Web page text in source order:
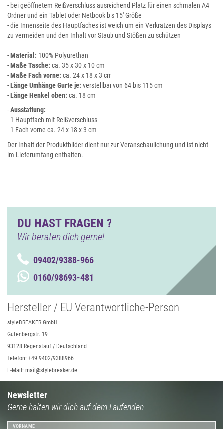
- bei geöffnetem Reißverschluss ausreichend Platz für einen schmalen A4
Ordner und ein Tablet oder Netbook bis 15' Größe
- die Innenseite des Hauptfaches ist weich um ein Verkratzen des Displays
zu vermeiden und den Inhalt vor Staub und Stößen zu schützen
-Material: 100% Polyurethan
-Maße Tasche: ca. 35 x 30 x 10 cm
-Maße Fach vorne: ca. 24 x 18 x 3 cm
-Länge Umhänge Gurte je: verstellbar von 64 bis 115 cm
-Länge Henkel oben: ca. 18 cm
-Ausstattung:
1 Hauptfach mit Reißverschluss
1 Fach vorne ca. 24 x 18 x 3 cm
Der Inhalt der Produktbilder dient nur zur Veranschaulichung und ist nicht
im Lieferumfang enthalten.
DU HAST FRAGEN ?
Wir beraten dich gerne!
09402/9388-966
0160/98693-481
Hersteller / EU Verantwortliche-Person
styleBREAKER GmbH
Gutenbergstr. 19
93128 Regenstauf / Deutschland
Telefon: +49 9402/9388966
E-Mail: mail@stylebreaker.de
Newsletter
Gerne halten wir dich auf dem Laufenden
VORNAME